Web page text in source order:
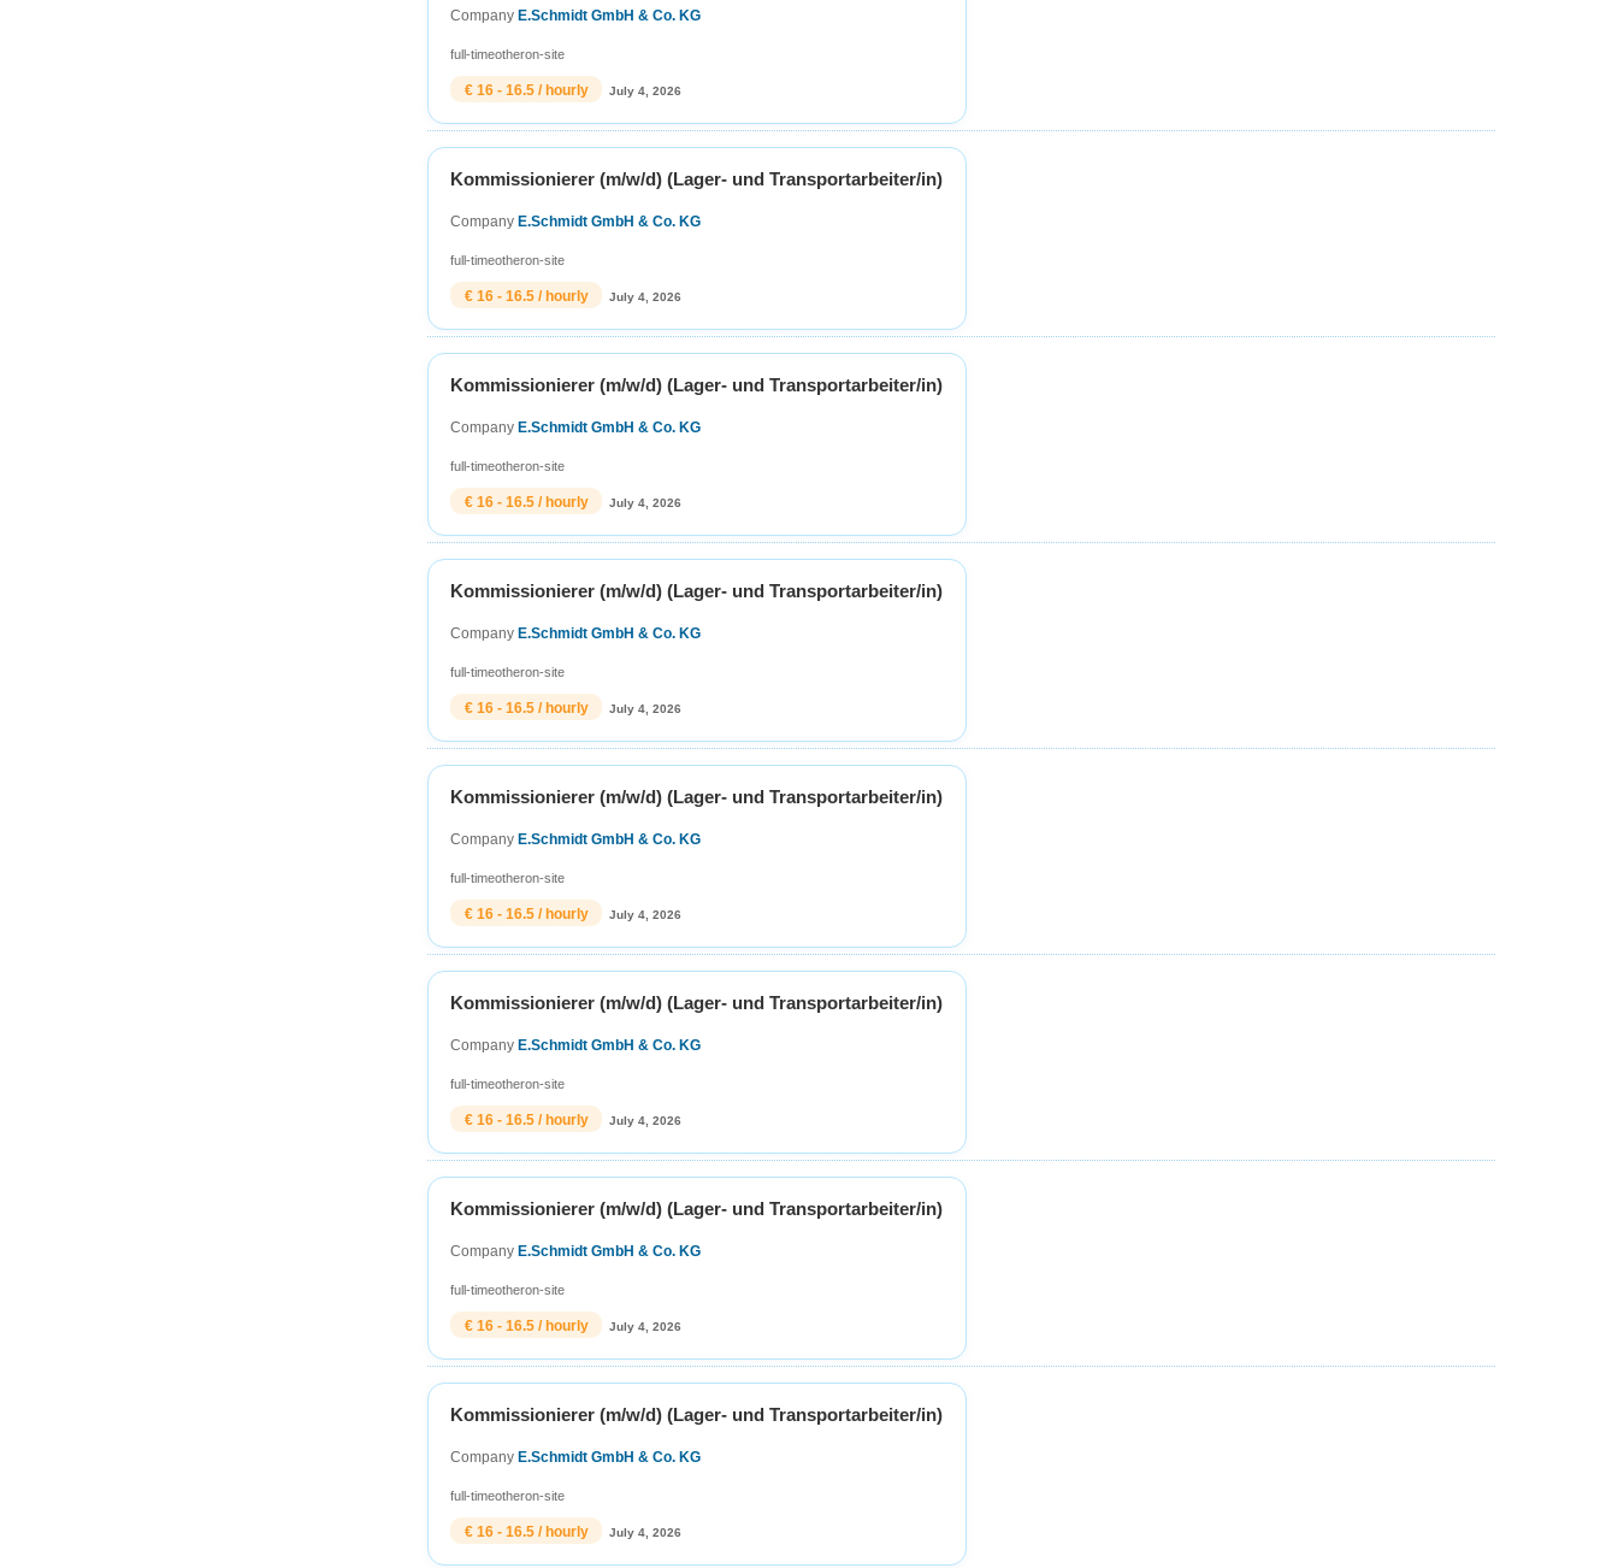
CompanyE.Schmidt GmbH & Co. KG
full-timeotheron-site
€ 16 - 16.5 / hourly July 4, 2026
Kommissionierer (m/w/d) (Lager- und Transportarbeiter/in)
CompanyE.Schmidt GmbH & Co. KG
full-timeotheron-site
€ 16 - 16.5 / hourly July 4, 2026
Kommissionierer (m/w/d) (Lager- und Transportarbeiter/in)
CompanyE.Schmidt GmbH & Co. KG
full-timeotheron-site
€ 16 - 16.5 / hourly July 4, 2026
Kommissionierer (m/w/d) (Lager- und Transportarbeiter/in)
CompanyE.Schmidt GmbH & Co. KG
full-timeotheron-site
€ 16 - 16.5 / hourly July 4, 2026
Kommissionierer (m/w/d) (Lager- und Transportarbeiter/in)
CompanyE.Schmidt GmbH & Co. KG
full-timeotheron-site
€ 16 - 16.5 / hourly July 4, 2026
Kommissionierer (m/w/d) (Lager- und Transportarbeiter/in)
CompanyE.Schmidt GmbH & Co. KG
full-timeotheron-site
€ 16 - 16.5 / hourly July 4, 2026
Kommissionierer (m/w/d) (Lager- und Transportarbeiter/in)
CompanyE.Schmidt GmbH & Co. KG
full-timeotheron-site
€ 16 - 16.5 / hourly July 4, 2026
Kommissionierer (m/w/d) (Lager- und Transportarbeiter/in)
CompanyE.Schmidt GmbH & Co. KG
full-timeotheron-site
€ 16 - 16.5 / hourly July 4, 2026